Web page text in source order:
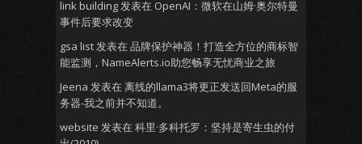
link building发表在 OpenAI：微软在山姆·奥尔特曼
事件后要求改变
gsa list发表在 品牌保护神器！打造全方位的商标智
能监测，NameAlerts.io助您畅享无忧商业之旅
Jeena 发表在 离线的llama3将更正发送回Meta的服
务器-我之前并不知道。
website 发表在 科里·多科托罗：坚持是寄生虫的付